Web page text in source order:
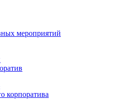
мероприятий
корпоратива